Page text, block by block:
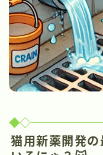
猫用新薬開発